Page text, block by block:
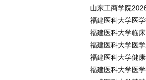
山东工商学院
福建医科大学医
福建医科大学临
福建医科大学医
福建医科大学健
福建医科大学医